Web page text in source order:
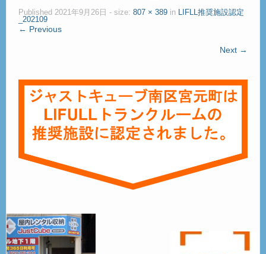
Ｑ＆Ａ
ご契約の流れ
– Agreement –
交通アクセス
– Access –
Published 2021年9月26日 - size: 807 × 389 in LIFLL推奨施設認定
_202109
← Previous
Next →